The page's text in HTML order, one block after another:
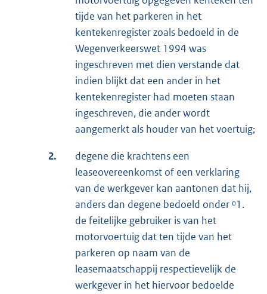
tijde van het parkeren in het
kentekenregister zoals bedoeld in de
Wegenverkeerswet 1994 was
ingeschreven met dien verstande dat
indien blijkt dat een ander in het
kentekenregister had moeten staan
ingeschreven, die ander wordt
aangemerkt als houder van het voertuig;
2.
degene die krachtens een
leaseovereenkomst of een verklaring
van de werkgever kan aantonen dat hij,
anders dan degene bedoeld onder ᵒ1.
de feitelijke gebruiker is van het
motorvoertuig dat ten tijde van het
parkeren op naam van de
leasemaatschappij respectievelijk de
werkgever in het hiervoor bedoelde